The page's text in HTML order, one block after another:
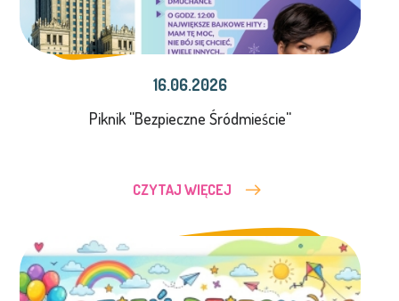
16.06.2026
Piknik ''Bezpieczne Śródmieście''
CZYTAJ WIĘCEJ